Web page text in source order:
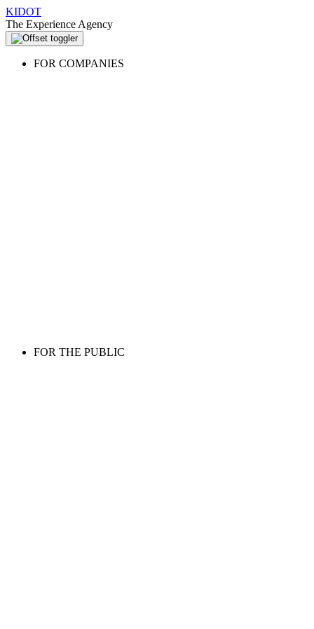
KIDOT
The Experience Agency
FOR COMPANIES
FOR THE PUBLIC